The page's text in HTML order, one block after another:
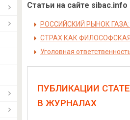
Статьи на сайте sibac.info
РОССИЙСКИЙ РЫНОК
СТРАХ КАК
Уголовная
ПУБЛИКАЦИИ
В ЖУРНАЛАХ